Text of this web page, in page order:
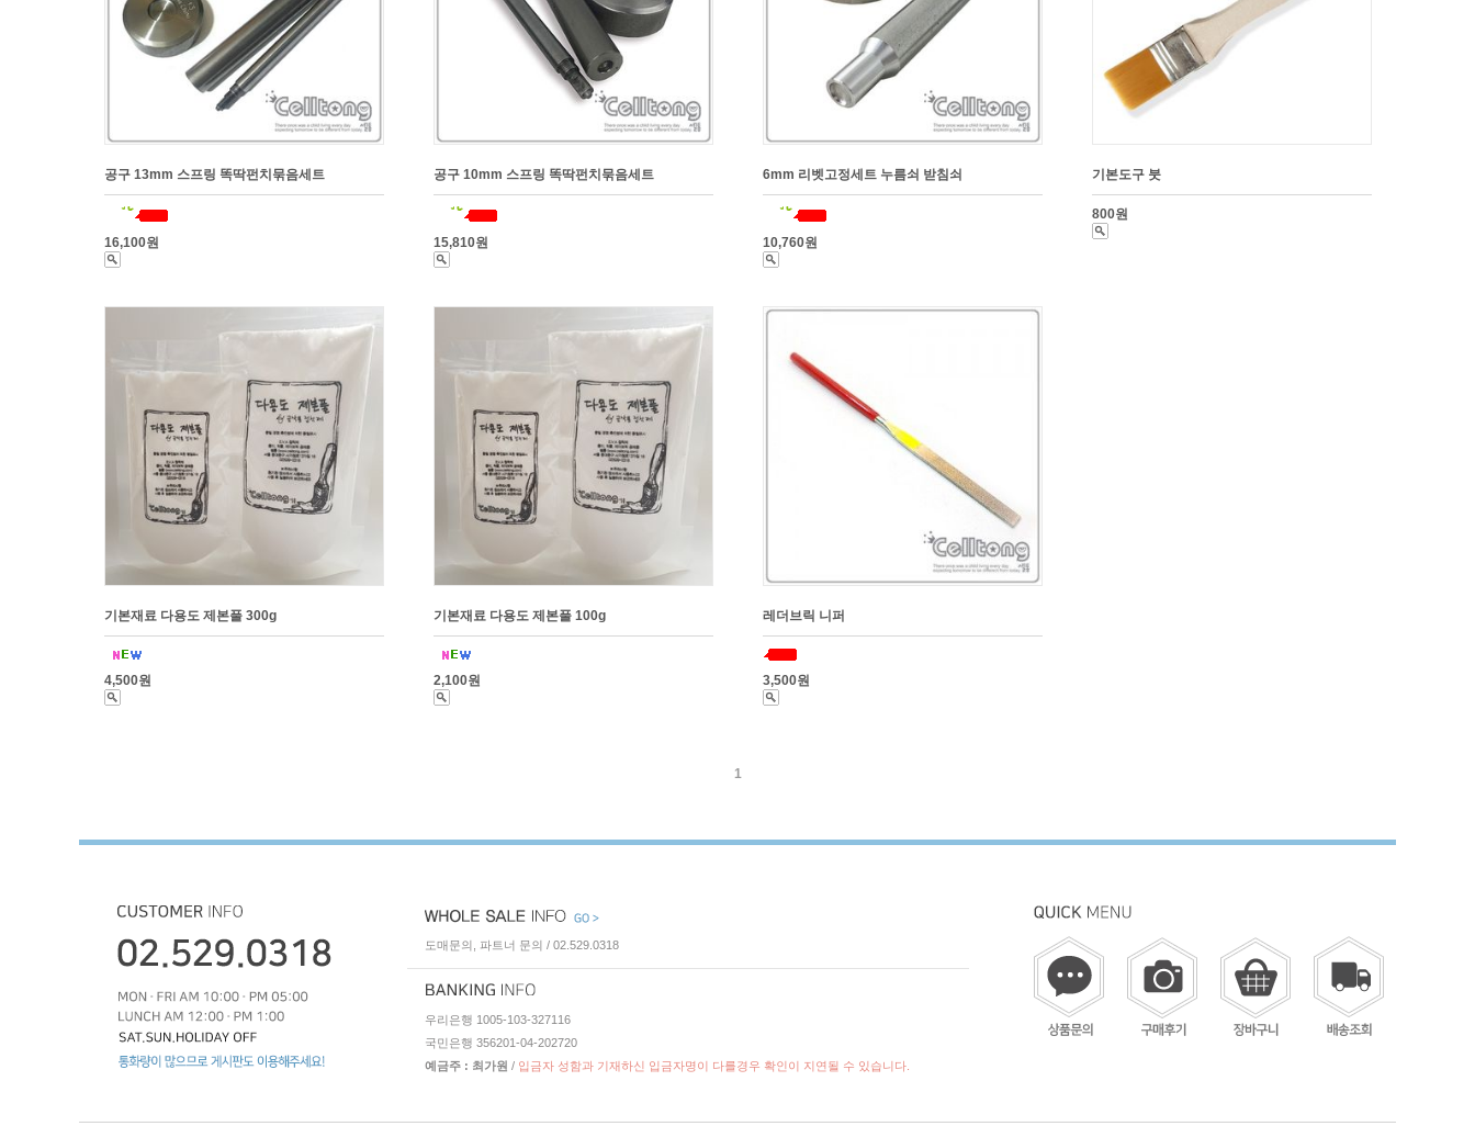
공구 13mm 스프링 똑딱펀치묶음세트
16,100원
공구 10mm 스프링 똑딱펀치묶음세트
15,810원
6mm 리벳고정세트 누름쇠 받침쇠
10,760원
기본도구 붓
800원
기본재료 다용도 제본풀 300g
4,500원
기본재료 다용도 제본풀 100g
2,100원
레더브릭 니퍼
3,500원
1
도매문의, 파트너 문의 / 02.529.0318
우리은행 1005-103-327116
국민은행 356201-04-202720
예금주 : 최가원 / 입금자 성함과 기재하신 입금자명이 다를경우 확인이 지연될 수 있습니다.